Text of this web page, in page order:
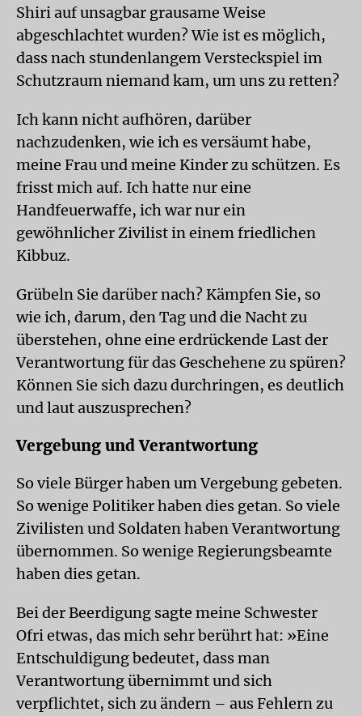
Shiri auf unsagbar grausame Weise
abgeschlachtet wurden? Wie ist es möglich,
dass nach stundenlangem Versteckspiel im
Schutzraum niemand kam, um uns zu retten?
Ich kann nicht aufhören, darüber
nachzudenken, wie ich es versäumt habe,
meine Frau und meine Kinder zu schützen. Es
frisst mich auf. Ich hatte nur eine
Handfeuerwaffe, ich war nur ein
gewöhnlicher Zivilist in einem friedlichen
Kibbuz.
Grübeln Sie darüber nach? Kämpfen Sie, so
wie ich, darum, den Tag und die Nacht zu
überstehen, ohne eine erdrückende Last der
Verantwortung für das Geschehene zu spüren?
Können Sie sich dazu durchringen, es deutlich
und laut auszusprechen?
Vergebung und Verantwortung
So viele Bürger haben um Vergebung gebeten.
So wenige Politiker haben dies getan. So viele
Zivilisten und Soldaten haben Verantwortung
übernommen. So wenige Regierungsbeamte
haben dies getan.
Bei der Beerdigung sagte meine Schwester
Ofri etwas, das mich sehr berührt hat: »Eine
Entschuldigung bedeutet, dass man
Verantwortung übernimmt und sich
verpflichtet, sich zu ändern – aus Fehlern zu